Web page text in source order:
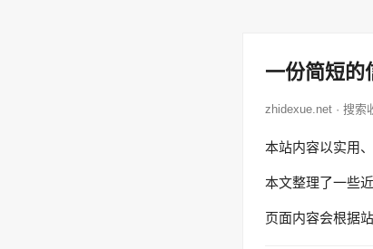
一份简短的
zhidexue.net · 搜索
本站内容以实用
本文整理了一些
页面内容会根据